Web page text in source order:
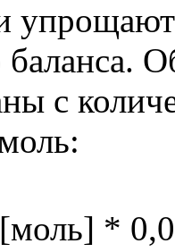
упрощают
баланса.
с
[моль] *